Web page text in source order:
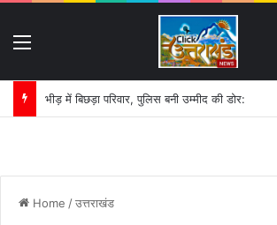
भीड़ में बिछड़ा परिवार, पुलिस बनी उम्मीद की डोर:
Home /उत्तराखंड